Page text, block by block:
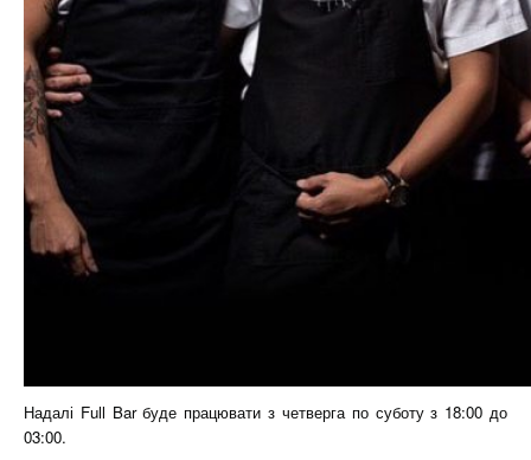
Надалі Full Bar буде працювати з четверга по суботу з 18:00 до
03:00.